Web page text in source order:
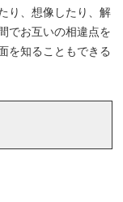
り、想像したり、解
でお互いの相違点を
を知ることもできる